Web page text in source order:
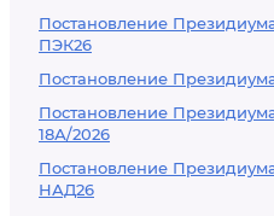
Постановление
ПЭК26
Постановление
Постановление
18А/2026
Постановление
НАД26